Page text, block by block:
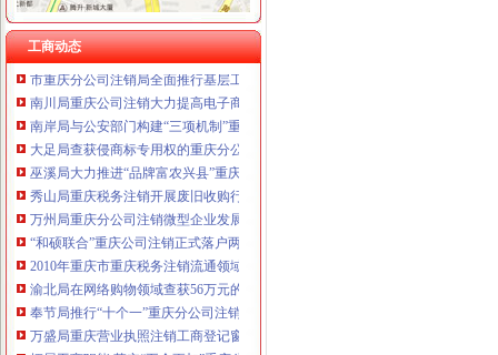
工商动态
市重庆税务注销工商局与市检察院共同研究加行政执法与刑事司法衔接工作
酉县委组织部部长陶于祥到酉工商局重庆公司注销调研非公建工作
市重庆分公司注销局全面推行基层工商所纪检监察员制度
南川局重庆公司注销大力提高电子商务巡查效率
南岸局与公安部门构建“三项机制”重庆分公司注销推动食品安全专项整工作
大足局查获侵商标专用权的重庆分公司注销“九” 豆浆机49台
巫溪局大力推进“品牌富农兴县”重庆税务注销战略
秀山局重庆税务注销开展废旧收购行业专项整
万州局重庆分公司注销微型企业发展和12315消费维权进村居两项工作纳入地方
“和硕联合”重庆公司注销正式落户两江新区
2010年重庆市重庆税务注销流通领域激光视盘机质量监测况
渝北局在网络购物领域查获56万元的重庆公司注销冒侵权商品
奉节局推行“十个一”重庆分公司注销确保果农用上放心农资
万盛局重庆营业执照注销工商登记窗口服务企业助推发展成效显著
拓展工商职能 落实“五个更加”重庆公司注销 市召开全市工商行政管理工作会议